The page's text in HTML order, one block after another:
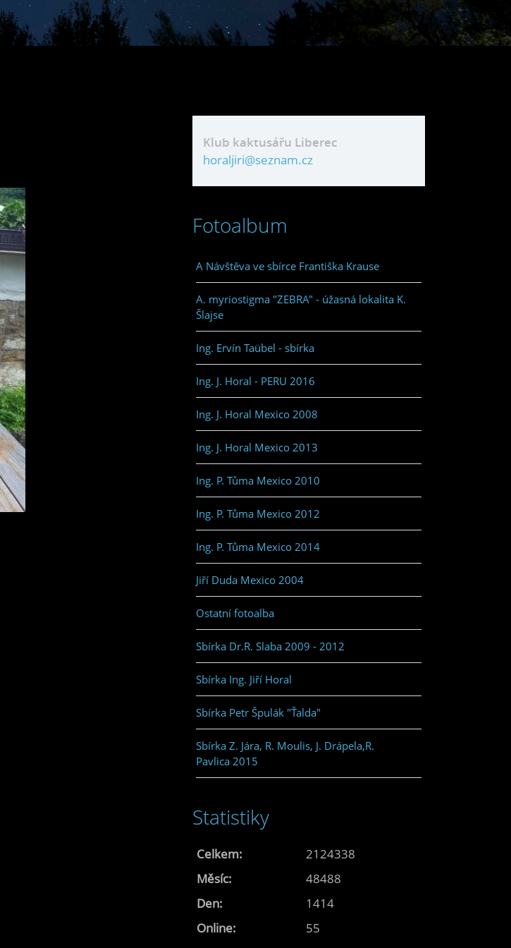
Klub kaktusářu Liberec
horaljiri@seznam.cz
Fotoalbum
A Návštěva ve sbírce Františka Krause
A. myriostigma "ZEBRA" - úžasná lokalita K.
Šlajse
Ing. Ervín Taübel - sbírka
Ing. J. Horal - PERU 2016
Ing. J. Horal Mexico 2008
Ing. J. Horal Mexico 2013
Ing. P. Tůma Mexico 2010
Ing. P. Tůma Mexico 2012
Ing. P. Tůma Mexico 2014
Jiří Duda Mexico 2004
Ostatní fotoalba
Sbírka Dr.R. Slaba 2009 - 2012
Sbírka Ing. Jiří Horal
Sbírka Petr Špulák "Ťalda"
Sbírka Z. Jára, R. Moulis, J. Drápela,R.
Pavlica 2015
Statistiky
Online: 55
Celkem:
2124338
Měsíc:
48488
Den:
1414